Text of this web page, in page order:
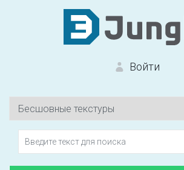
Войти
Вход на сайт